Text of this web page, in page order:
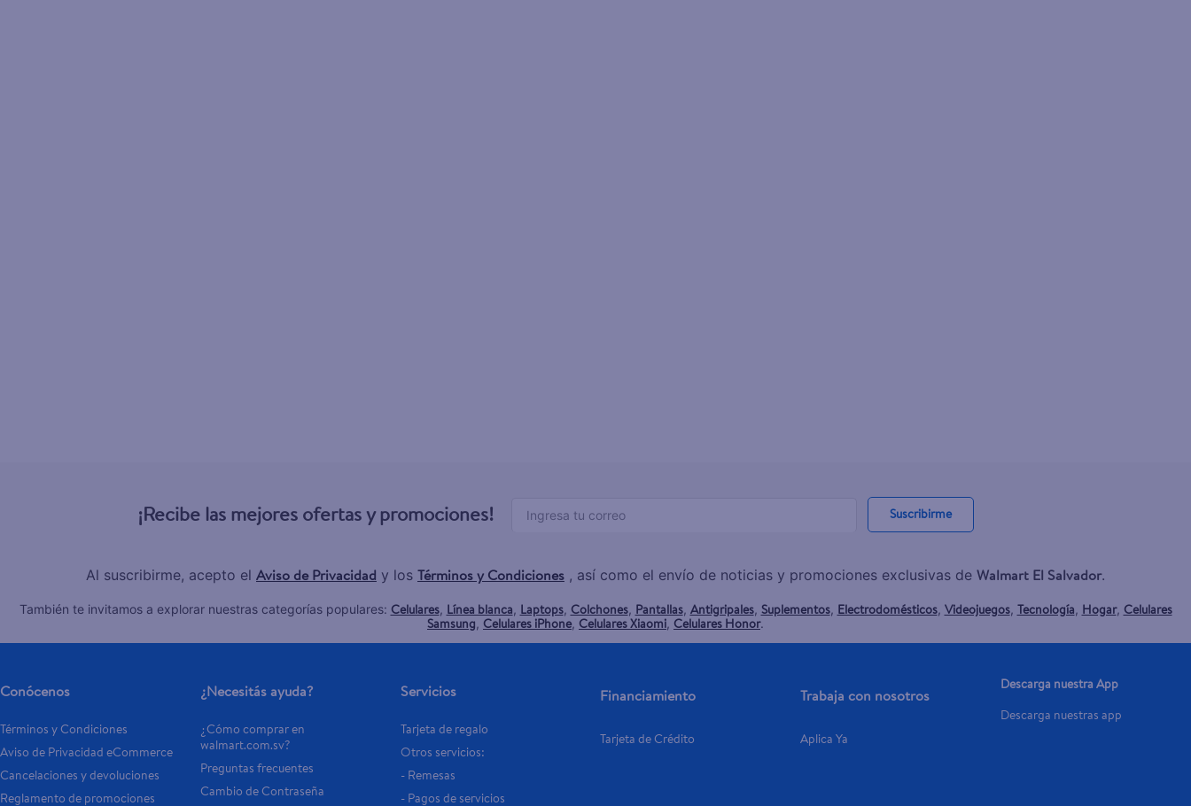
¡Recibe las mejores ofertas y promociones! Suscribirme
Al suscribirme, acepto el Aviso de Privacidad y los Términos y Condiciones , así como el envío de noticias y promociones exclusivas de Walmart El Salvador.
También te invitamos a explorar nuestras categorías populares: Celulares, Línea blanca, Laptops, Colchones, Pantallas, Antigripales, Suplementos, Electrodomésticos, Videojuegos, Tecnología, Hogar, Celulares
Samsung, Celulares iPhone, Celulares Xiaomi, Celulares Honor.
Conócenos
Términos y Condiciones
Aviso de Privacidad eCommerce
Cancelaciones y devoluciones
Reglamento de promociones
¿Necesitás ayuda?
¿Cómo comprar en
walmart.com.sv?
Preguntas frecuentes
Cambio de Contraseña
Servicios
Tarjeta de regalo
Otros servicios:
- Remesas
- Pagos de servicios
Financiamiento
Tarjeta de Crédito
Trabaja con nosotros
Aplica Ya
Descarga nuestra App
Descarga nuestras app